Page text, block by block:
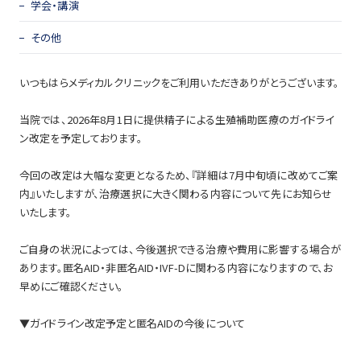
学会・講演
その他
いつもはらメディカルクリニックをご利用いただきありがとうございます。
当院では、2026年8月1日に提供精子による生殖補助医療のガイドライ
ン改定を予定しております。
今回の改定は大幅な変更となるため、『詳細は7月中旬頃に改めてご案
内』いたしますが、治療選択に大きく関わる内容について先にお知らせ
いたします。
ご自身の状況によっては、今後選択できる治療や費用に影響する場合が
あります。匿名AID・非匿名AID・IVF-Dに関わる内容になりますので、お
早めにご確認ください。
▼ガイドライン改定予定と匿名AIDの今後について